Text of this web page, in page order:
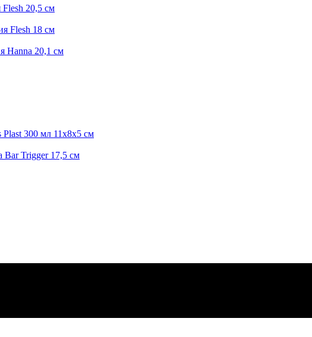
20,5 см
Flesh 18 см
Hanna 20,1 см
Plast 300 мл 11х8х5 см
Bar Trigger 17,5 см